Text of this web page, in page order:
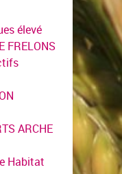
élevé
FRELONS
ARCHE
Habitat